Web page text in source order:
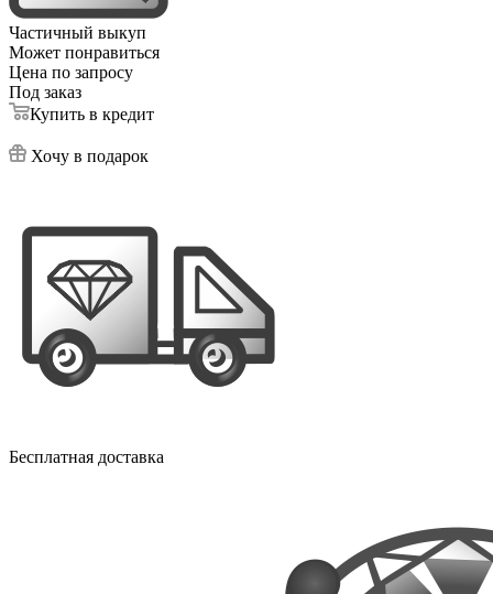
Частичный выкуп
Может понравиться
Цена по запросу
Под заказ
Купить в кредит
Хочу в подарок
Бесплатная доставка